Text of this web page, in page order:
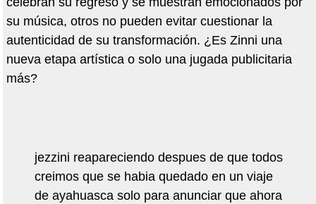
su música, otros no pueden evitar cuestionar la
autenticidad de su transformación. ¿Es Zinni una
nueva etapa artística o solo una jugada publicitaria
más?
jezzini reapareciendo despues de que todos
creimos que se habia quedado en un viaje
de ayahuasca solo para anunciar que ahora